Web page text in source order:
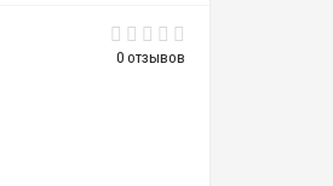
0 отзывов